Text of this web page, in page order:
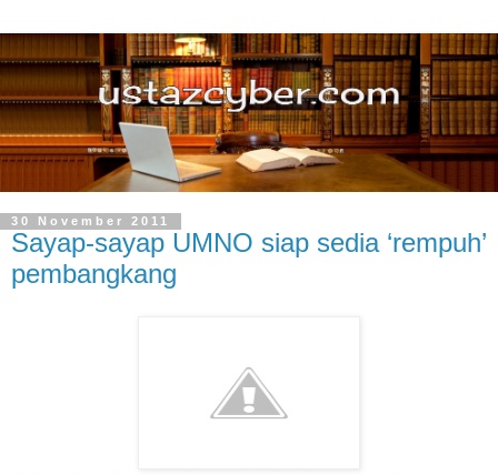
30 November 2011
Sayap-sayap UMNO siap sedia ‘rempuh’
pembangkang